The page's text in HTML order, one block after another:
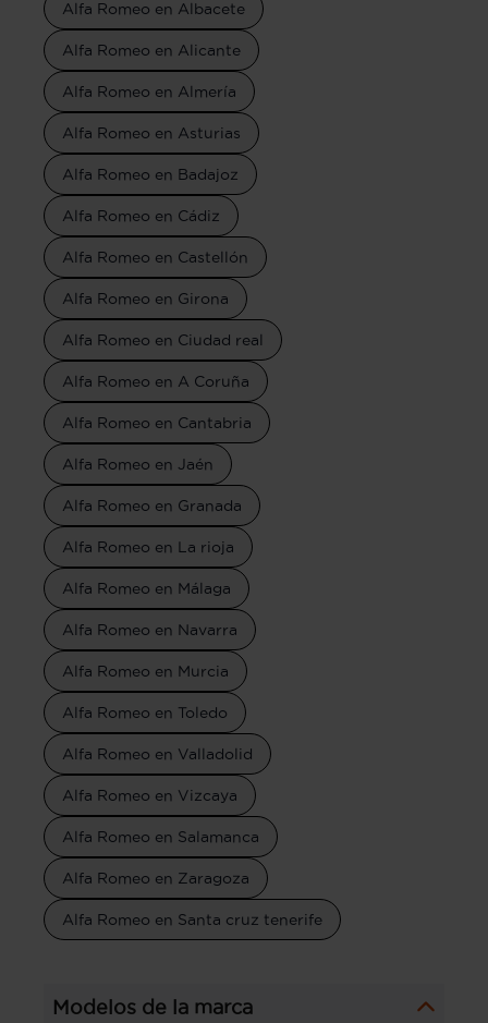
Alfa Romeo en Albacete
Alfa Romeo en Alicante
Alfa Romeo en Almería
Alfa Romeo en Asturias
Alfa Romeo en Badajoz
Alfa Romeo en Cádiz
Alfa Romeo en Castellón
Alfa Romeo en Girona
Alfa Romeo en Ciudad real
Alfa Romeo en A Coruña
Alfa Romeo en Cantabria
Alfa Romeo en Jaén
Alfa Romeo en Granada
Alfa Romeo en La rioja
Alfa Romeo en Málaga
Alfa Romeo en Navarra
Alfa Romeo en Murcia
Alfa Romeo en Toledo
Alfa Romeo en Valladolid
Alfa Romeo en Vizcaya
Alfa Romeo en Salamanca
Alfa Romeo en Zaragoza
Alfa Romeo en Santa cruz tenerife
Modelos de la marca